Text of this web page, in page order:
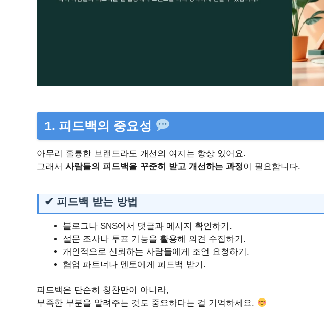
1. 피드백의 중요성
아무리 훌륭한 브랜드라도 개선의 여지는 항상 있어요.
그래서 사람들의 피드백을 꾸준히 받고 개선하는 과정이 필요합니다.
✔ 피드백 받는 방법
블로그나 SNS에서 댓글과 메시지 확인하기.
설문 조사나 투표 기능을 활용해 의견 수집하기.
개인적으로 신뢰하는 사람들에게 조언 요청하기.
협업 파트너나 멘토에게 피드백 받기.
피드백은 단순히 칭찬만이 아니라,
부족한 부분을 알려주는 것도 중요하다는 걸 기억하세요.